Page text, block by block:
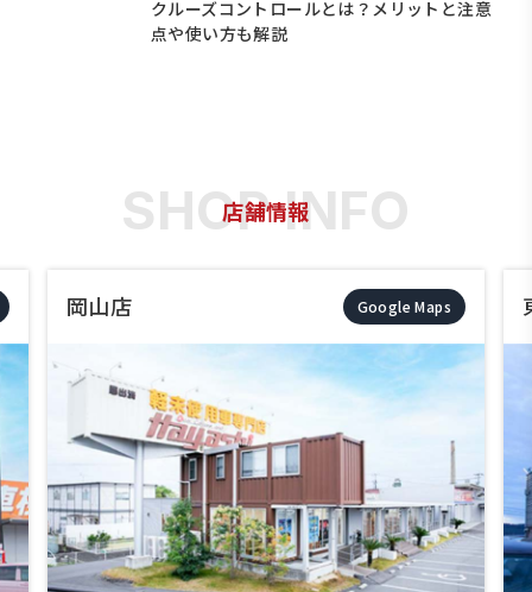
クルーズコントロールとは？メリットと注意
点や使い方も解説
店舗情報
岡山店 Google Maps